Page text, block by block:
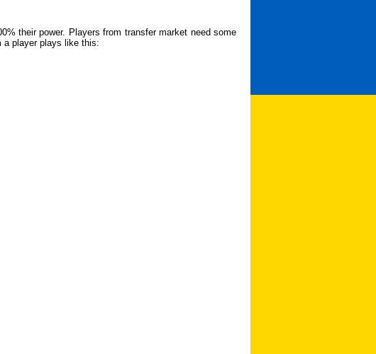
their power. Players from transfer market need some
a player plays like this: